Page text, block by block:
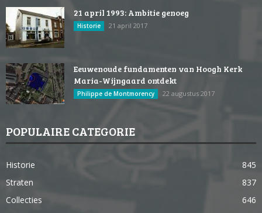
21 april 1993: Ambitie genoeg
Historie 21 april 2017
Eeuwenoude fundamenten van Hoogh Kerk
Maria-Wijngaard ontdekt
Philippe de Montmorency 22 augustus 2017
POPULAIRE CATEGORIE
Historie
845
Straten
837
Collecties
646